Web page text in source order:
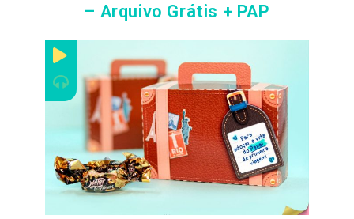
– Arquivo Grátis + PAP